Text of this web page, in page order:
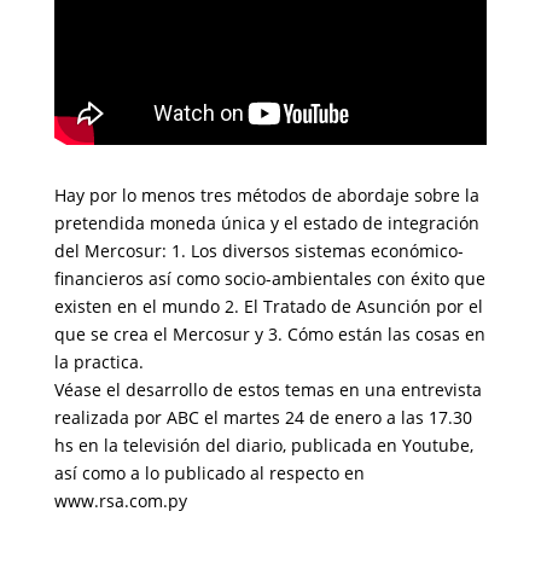
Hay por lo menos tres métodos de abordaje sobre la
pretendida moneda única y el estado de integración
del Mercosur: 1. Los diversos sistemas económico-
financieros así como socio-ambientales con éxito que
existen en el mundo 2. El Tratado de Asunción por el
que se crea el Mercosur y 3. Cómo están las cosas en
la practica.
Véase el desarrollo de estos temas en una entrevista
realizada por ABC el martes 24 de enero a las 17.30
hs en la televisión del diario, publicada en Youtube,
así como a lo publicado al respecto en
www.rsa.com.py